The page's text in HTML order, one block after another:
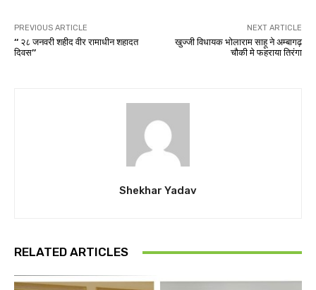
PREVIOUS ARTICLE
‘‘ २८ जनवरी शहीद वीर रामाधीन शहादत
दिवस’’
NEXT ARTICLE
खुज्जी विधायक भोलाराम साहू ने अम्बागढ़
चौकी मे फहराया तिरंगा
Shekhar Yadav
RELATED ARTICLES